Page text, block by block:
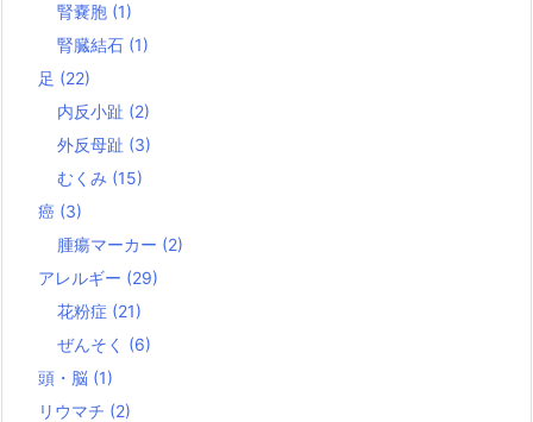
腎嚢胞 (1)
腎臓結石 (1)
足 (22)
内反小趾 (2)
外反母趾 (3)
むくみ (15)
癌 (3)
腫瘍マーカー (2)
アレルギー (29)
花粉症 (21)
ぜんそく (6)
頭・脳 (1)
リウマチ (2)